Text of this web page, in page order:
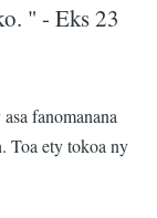
" - Eks 23
fanomanana
Toa ety tokoa ny